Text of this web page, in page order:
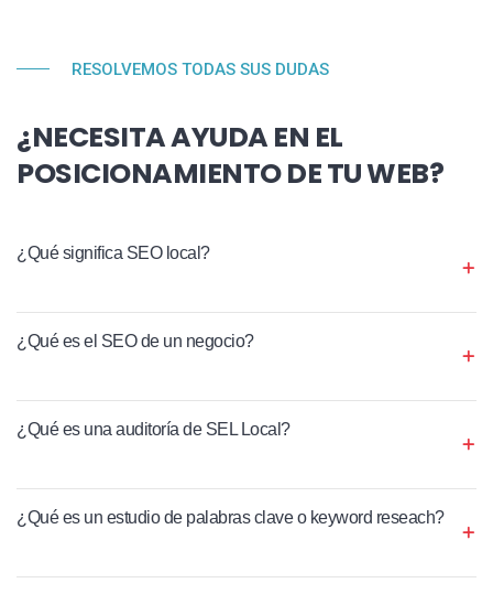
RESOLVEMOS TODAS SUS DUDAS
¿NECESITA AYUDA EN EL
POSICIONAMIENTO DE TU WEB?
¿Qué significa SEO local?
¿Qué es el SEO de un negocio?
¿Qué es una auditoría de SEL Local?
¿Qué es un estudio de palabras clave o keyword reseach?